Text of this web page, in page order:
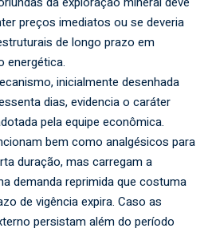
preços imediatos ou se deveria
de longo prazo em
energética.
inicialmente desenhada
dias, evidencia o caráter
pela equipe econômica.
bem como analgésicos para
duração, mas carregam a
demanda reprimida que costuma
de vigência expira. Caso as
persistam além do período